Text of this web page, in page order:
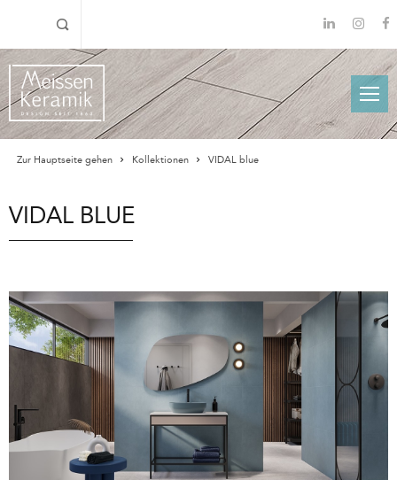
Zur Hauptseite gehen Kollektionen VIDAL blue
VIDAL BLUE